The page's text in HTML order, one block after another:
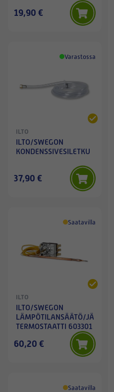
19,90 €
Varastossa
ILTO
ILTO/SWEGON
KONDENSSIVESILETKU
37,90 €
Saatavilla
ILTO
ILTO/SWEGON
LÄMPÖTILANSÄÄTÖ/
TERMOSTAATTI 603301
60,20 €
Saatavilla